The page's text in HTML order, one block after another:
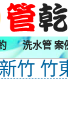
洗水管 案
竹 竹